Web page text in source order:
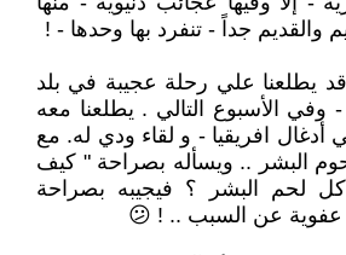
والقديم جداً - تنفرد بها وحدها - !
يطلعنا علي رحلة عجيبة في بلد
الأسبوع التالي . يطلعنا معه
أدغال افريقيا - و لقاء ودي له. مع
البشر .. ويسأله بصراحة " كيف
لحم البشر ؟ فيجيبه بصراحة
عفوية عن السبب .. ! 😕